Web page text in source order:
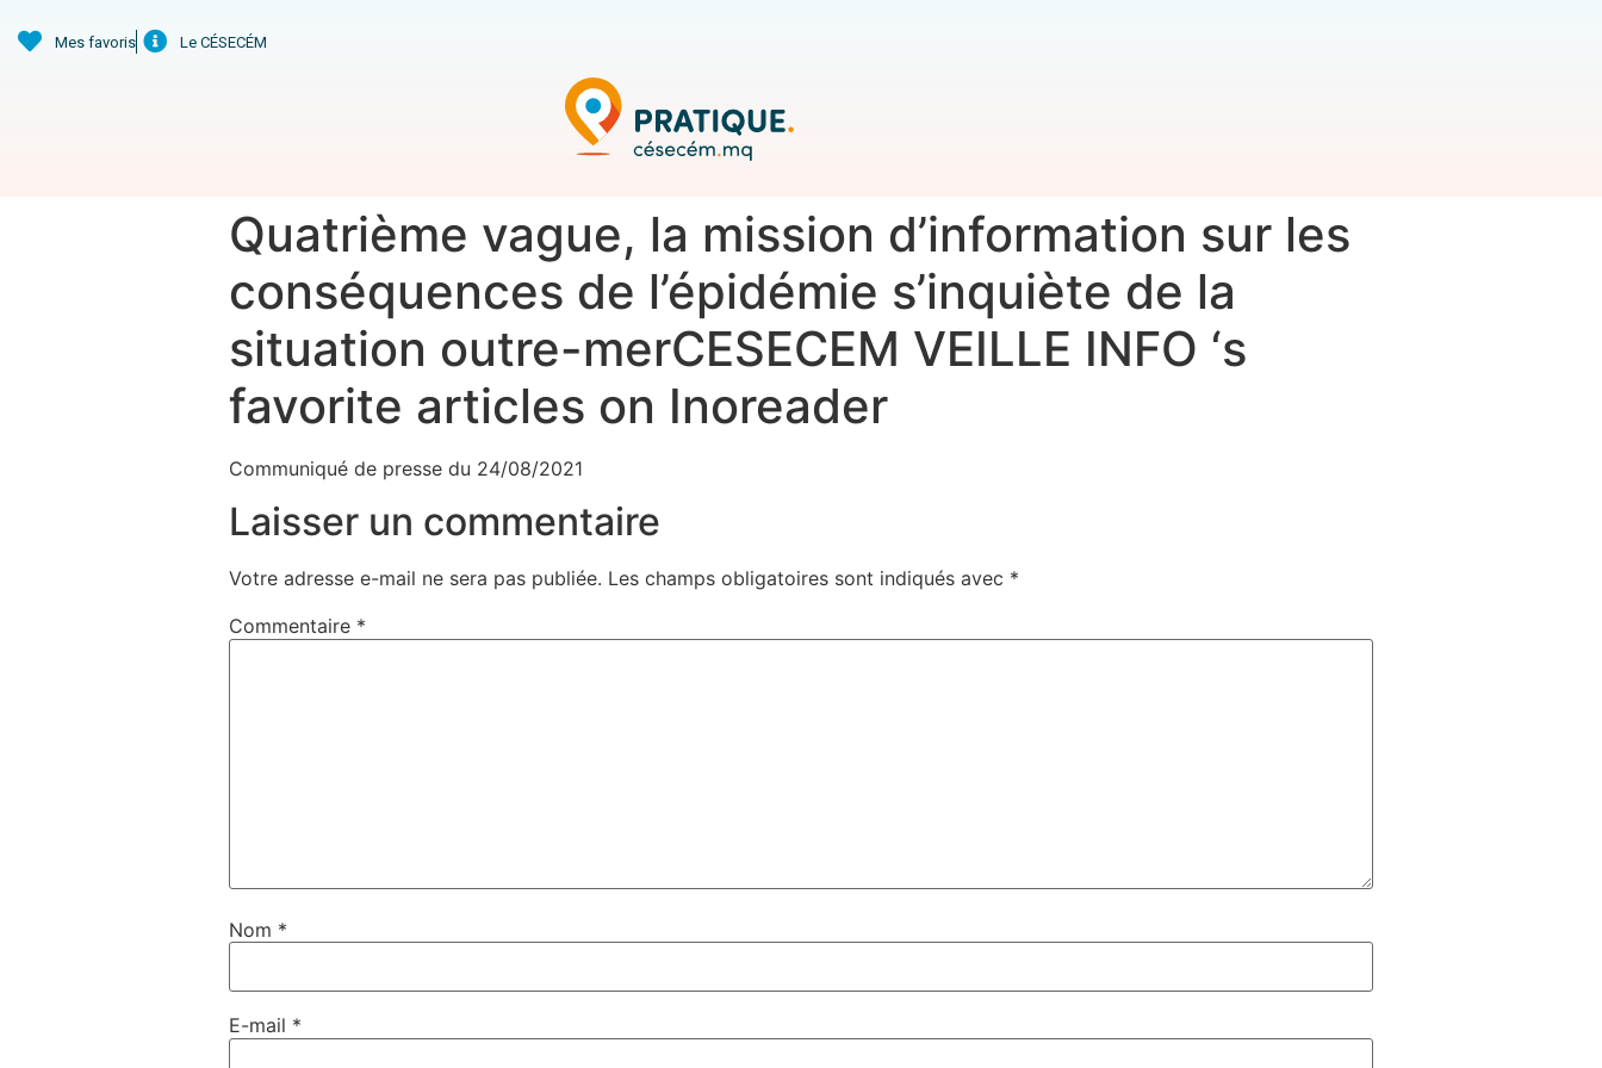
Mes favoris Le CÉSECÉM
Quatrième vague, la mission d’information sur les
conséquences de l’épidémie s’inquiète de la
situation outre-merCESECEM VEILLE INFO ‘s
favorite articles on Inoreader
Communiqué de presse du 24/08/2021
Laisser un commentaire
Votre adresse e-mail ne sera pas publiée. Les champs obligatoires sont indiqués avec *
Commentaire *
Nom *
E-mail *